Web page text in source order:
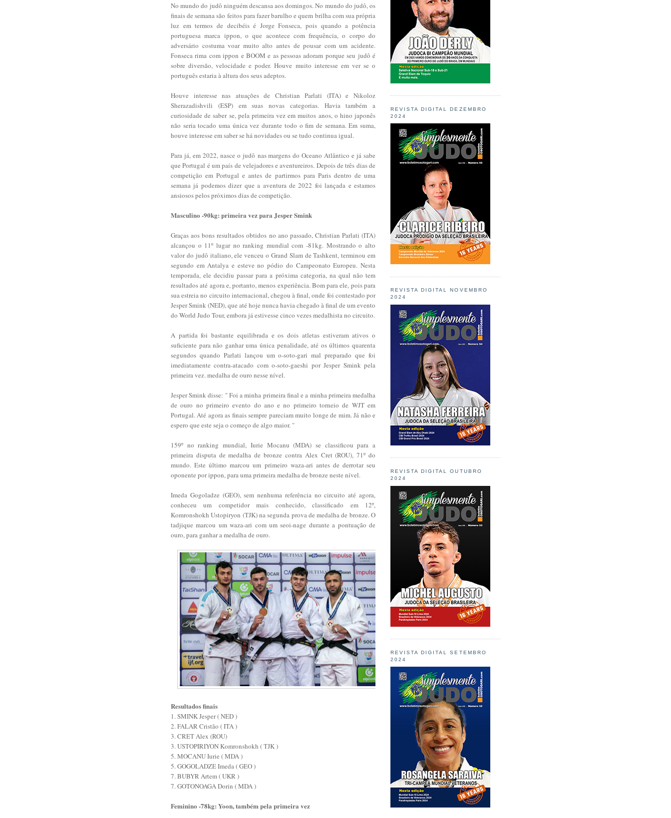
No mundo do judô ninguém descansa aos domingos. No mundo do judô, os
finais de semana são feitos para fazer barulho e quem brilha com sua própria
luz em termos de decibéis é Jorge Fonseca, pois quando a potência
portuguesa marca ippon, o que acontece com frequência, o corpo do
adversário costuma voar muito alto antes de pousar com um acidente.
Fonseca rima com ippon e BOOM e as pessoas adoram porque seu judô é
sobre diversão, velocidade e poder. Houve muito interesse em ver se o
português estaria à altura dos seus adeptos.
Houve interesse nas atuações de Christian Parlati (ITA) e Nikoloz
Sherazadishvili (ESP) em suas novas categorias. Havia também a
curiosidade de saber se, pela primeira vez em muitos anos, o hino japonês
não seria tocado uma única vez durante todo o fim de semana. Em suma,
houve interesse em saber se há novidades ou se tudo continua igual.
Para já, em 2022, nasce o judô nas margens do Oceano Atlântico e já sabe
que Portugal é um país de velejadores e aventureiros. Depois de três dias de
competição em Portugal e antes de partirmos para Paris dentro de uma
semana já podemos dizer que a aventura de 2022 foi lançada e estamos
ansiosos pelos próximos dias de competição.
Masculino -90kg: primeira vez para Jesper Smink
Graças aos bons resultados obtidos no ano passado, Christian Parlati (ITA)
alcançou o 11º lugar no ranking mundial com -81kg. Mostrando o alto
valor do judô italiano, ele venceu o Grand Slam de Tashkent, terminou em
segundo em Antalya e esteve no pódio do Campeonato Europeu. Nesta
temporada, ele decidiu passar para a próxima categoria, na qual não tem
resultados até agora e, portanto, menos experiência. Bom para ele, pois para
sua estreia no circuito internacional, chegou à final, onde foi contestado por
Jesper Smink (NED), que até hoje nunca havia chegado à final de um evento
do World Judo Tour, embora já estivesse cinco vezes medalhista no circuito.
A partida foi bastante equilibrada e os dois atletas estiveram ativos o
suficiente para não ganhar uma única penalidade, até os últimos quarenta
segundos quando Parlati lançou um o-soto-gari mal preparado que foi
imediatamente contra-atacado com o-soto-gaeshi por Jesper Smink pela
primeira vez. medalha de ouro nesse nível.
Jesper Smink disse: " Foi a minha primeira final e a minha primeira medalha
de ouro no primeiro evento do ano e no primeiro torneio de WJT em
Portugal. Até agora as finais sempre pareciam muito longe de mim. Já não e
espero que este seja o começo de algo maior. "
159º no ranking mundial, Iurie Mocanu (MDA) se classificou para a
primeira disputa de medalha de bronze contra Alex Cret (ROU), 71º do
mundo. Este último marcou um primeiro waza-ari antes de derrotar seu
oponente por ippon, para uma primeira medalha de bronze neste nível.
Imeda Gogoladze (GEO), sem nenhuma referência no circuito até agora,
conheceu um competidor mais conhecido, classificado em 12º,
Komronshokh Ustopiryon (TJK) na segunda prova de medalha de bronze. O
tadjique marcou um waza-ari com um seoi-nage durante a pontuação de
ouro, para ganhar a medalha de ouro.
Resultados finais
1. SMINK Jesper ( NED )
2. FALAR Cristão ( ITA )
3. CRET Alex (ROU)
3. USTOPIRIYON Komronshokh ( TJK )
5. MOCANU Iurie ( MDA )
5. GOGOLADZE Imeda ( GEO )
7. BUBYR Artem ( UKR )
7. GOTONOAGA Dorin ( MDA )
Feminino -78kg: Yoon, também pela primeira vez
REVISTA DIGITAL DEZEMBRO
2024
REVISTA DIGITAL NOVEMBRO
2024
REVISTA DIGITAL OUTUBRO
2024
REVISTA DIGITAL SETEMBRO
2024